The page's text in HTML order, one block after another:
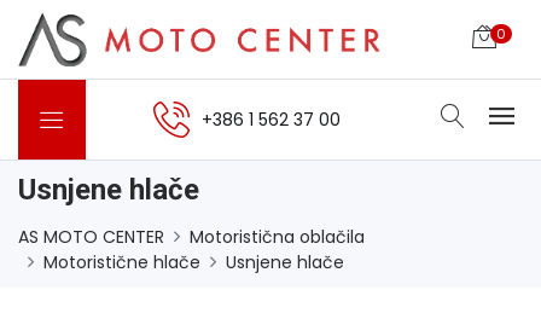
0
+386 1 562 37 00
Usnjene hlače
AS MOTO CENTER
Motoristična oblačila
Motoristične hlače
Usnjene hlače